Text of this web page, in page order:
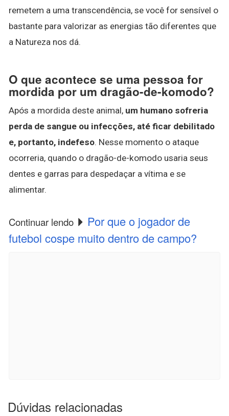
remetem a uma transcendência, se você for sensível o
bastante para valorizar as energias tão diferentes que
a Natureza nos dá.
O que acontece se uma pessoa for
mordida por um dragão-de-komodo?
Após a mordida deste animal, um humano sofreria
perda de sangue ou infecções, até ficar debilitado
e, portanto, indefeso. Nesse momento o ataque
ocorreria, quando o dragão-de-komodo usaria seus
dentes e garras para despedaçar a vítima e se
alimentar.
Continuar lendo
Por que o jogador de
futebol cospe muito dentro de campo?
Dúvidas relacionadas